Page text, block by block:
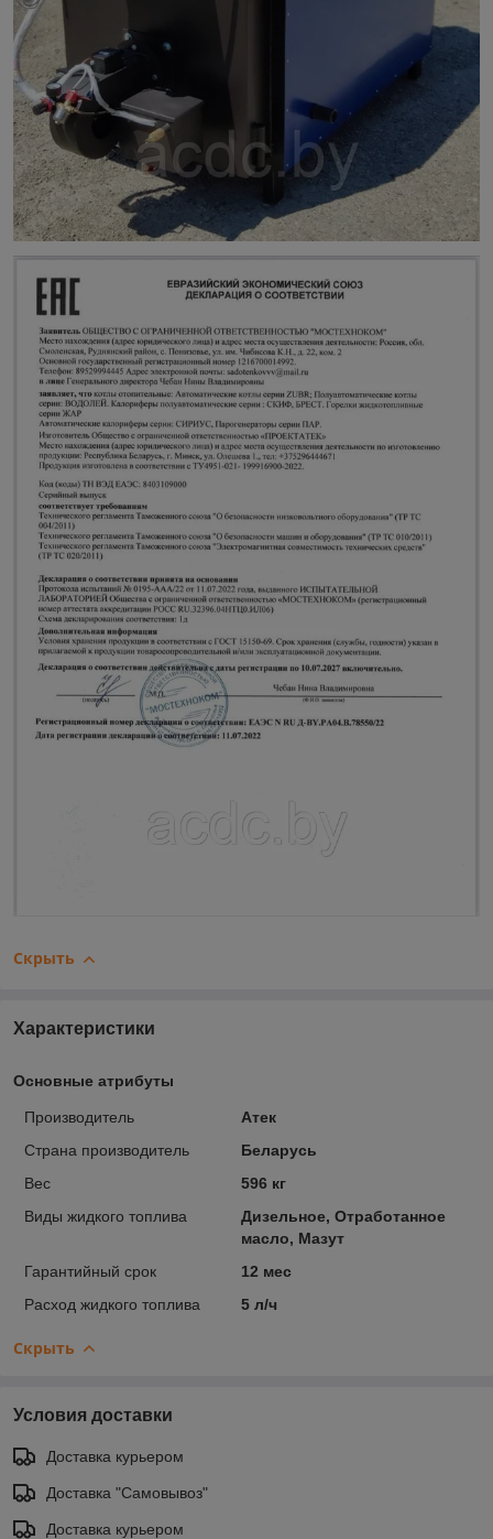
Скрыть
Характеристики
Основные атрибуты
Производитель
Атек
Страна производитель
Беларусь
Вес
596 кг
Виды жидкого топлива
Дизельное, Отработанное
масло, Мазут
Гарантийный срок
12 мес
Расход жидкого топлива
5 л/ч
Скрыть
Условия доставки
Доставка курьером
Доставка "Самовывоз"
Доставка курьером